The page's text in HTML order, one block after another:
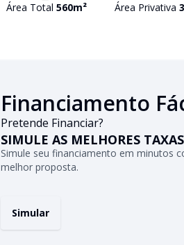
Área Total 560m² Área Privativa
Financiamento
Pretende Financiar?
SIMULE AS MELHORES
Simule seu financiamento em minutos
melhor proposta.
Simular